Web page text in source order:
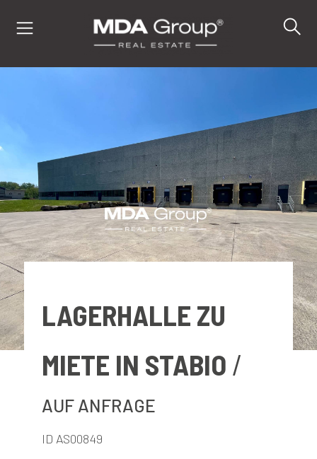
LAGERHALLE ZU
MIETE IN STABIO
AUF ANFRAGE
ID AS00849
IMMOBILIEN
KAUFEN
NEUIGKEITEN
UNTERNEHMEN